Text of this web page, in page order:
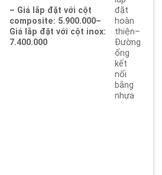
– Giá lắp đặt với cột
composite: 5.900.000–
Giá lắp đặt với cột inox:
7.400.000
đặt
hoàn
thiện–
Đường
ống
kết
nối
bằng
nhựa